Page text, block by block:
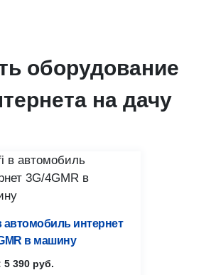
оборудование
на дачу
автомобиль интернет
в машину
5 390 руб.